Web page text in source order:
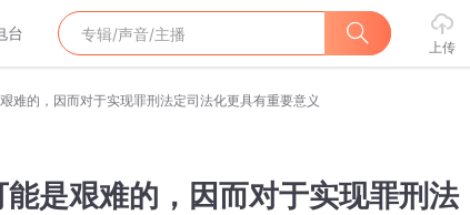
台
上传
难的，因而对于实现罪刑法定司法化更具有重要意义
是艰难的，因而对于实现罪刑法